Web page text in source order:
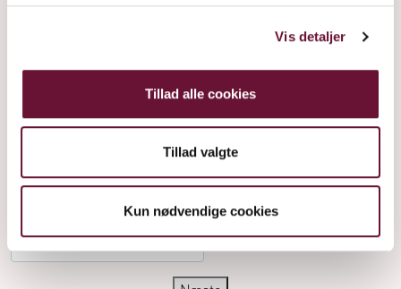
Vis detaljer
Tillad alle cookies
Tillad valgte
Kun nødvendige cookies
Processen
Besøg
Teamet
Forhandler
Tilmeld nyhedsbrev